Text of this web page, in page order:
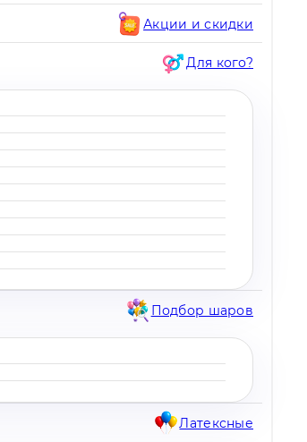
Акции и скидки
Для кого?
Подбор шаров
Латексные